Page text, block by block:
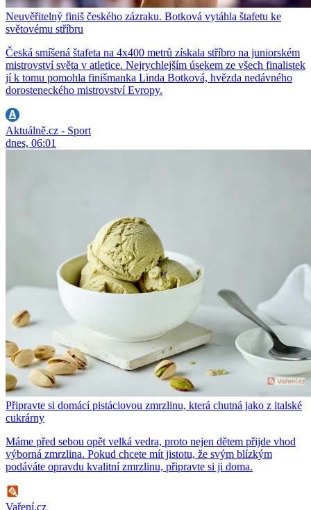
Neuvěřitelný finiš českého zázraku. Botková vytáhla štafetu ke
světovému stříbru
Česká smíšená štafeta na 4x400 metrů získala stříbro na juniorském
mistrovství světa v atletice. Nejrychlejším úsekem ze všech finalistek
jí k tomu pomohla finišmanka Linda Botková, hvězda nedávného
dorosteneckého mistrovství Evropy.
Aktuálně.cz - Sport
dnes, 06:01
Připravte si domácí pistáciovou zmrzlinu, která chutná jako z italské
cukrárny
Máme před sebou opět velká vedra, proto nejen dětem přijde vhod
výborná zmrzlina. Pokud chcete mít jistotu, že svým blízkým
podáváte opravdu kvalitní zmrzlinu, připravte si ji doma.
Vaření.cz